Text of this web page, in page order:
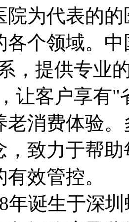
院为代表的
各个领域。
，提供专业
让客户享有"
老消费体验
，致力于帮
效管控。
年诞生于深